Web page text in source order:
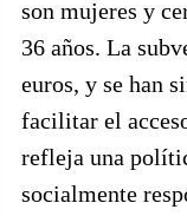
son mujeres y
36 años. La
euros, y se han
facilitar el
refleja una
socialmente